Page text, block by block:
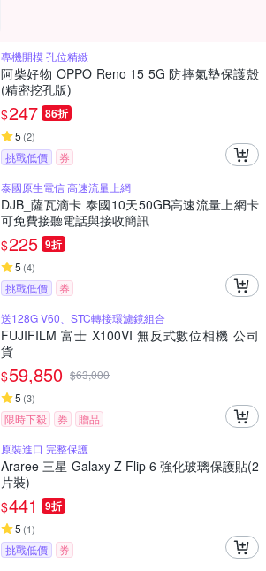
專機開模 孔位精緻
阿柴好物 OPPO Reno 15 5G 防摔氣墊保護殼
(精密挖孔版)
$247 86折
5 (2)
挑戰低價
券
泰國原生電信 高速流量上網
DJB_薩瓦滴卡 泰國10天50GB高速流量上網卡
可免費接聽電話與接收簡訊
$225 9折
5 (4)
挑戰低價
券
送128G V60、STC轉接環濾鏡組合
FUJIFILM 富士 X100VI 無反式數位相機 公司
貨
$59,850 $63,000
5 (3)
限時下殺 券
贈品
原裝進口 完整保護
Araree 三星 Galaxy Z Flip 6 強化玻璃保護貼(2
片裝)
$441 9折
5 (1)
挑戰低價
券